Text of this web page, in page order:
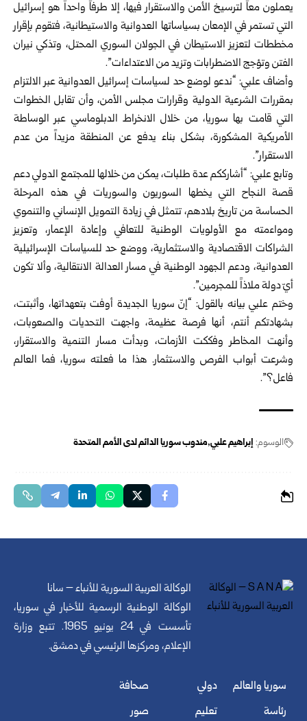
يعملون معاً لترسيخ الأمن والاستقرار فيها، إلا طرفاً واحداً هو إسرائيل
التي تستمر في الإمعان بسياساتها العدوانية والاستيطانية، فتقوم بإقرار
مخططات لتعزيز الاستيطان في الجولان السوري المحتل، وتذكي نيران
الفتن وتؤجج الاضطرابات وتزيد من الاعتداءات”.
وأضاف علبي: “ندعو لوضع حد لسياسات إسرائيل العدوانية عبر الالتزام
بمقررات الشرعية الدولية وقرارات مجلس الأمن، وأن تقابل الخطوات
التي قامت بها سوريا، من خلال الانخراط الدبلوماسي عبر الوساطة
الأمريكية المشكورة، بشكل بناء يدفع عن المنطقة مزيداً من عدم
الاستقرار”.
وتابع علبي: “أشارككم عدة طلبات، يمكن من خلالها للمجتمع الدولي دعم
قصة النجاح التي يخطها السوريون والسوريات في هذه المرحلة
الحساسة من تاريخ بلادهم، تتمثل في زيادة التمويل الإنساني والتنموي
ومواءمته مع الأولويات الوطنية للتعافي وإعادة الإعمار، وتعزيز
الشراكات الاقتصادية والاستثمارية، ووضع حد للسياسات الإسرائيلية
العدوانية، ودعم الجهود الوطنية في مسار العدالة الانتقالية، وألا تكون
أيّ دولة ملاذاً للمجرمين”.
وختم علبي بيانه بالقول: “إنّ سوريا الجديدة أوفت بتعهداتها، وأثبتت،
بشهادتكم أنتم، أنها فرصة عظيمة، واجهت التحديات والصعوبات،
وأنهت المخاطر وفككت الأزمات، وبدأت مسار التنمية والاستقرار،
وشرعت أبواب الفرص والاستثمار. هذا ما فعلته سوريا، فما العالم
فاعل؟”.
الوسوم: إبراهيم علبي مندوب سوريا الدائم لدى الأمم المتحدة
الوكالة العربية السورية للأنباء – سانا
الوكالة الوطنية الرسمية للأخبار في سوريا،
تأسست في 24 يونيو 1965. تتبع وزارة
الإعلام، ومركزها الرئيسي في دمشق.
سوريا والعالم
رئاسة
دولي
تعليم
صحافة
صور